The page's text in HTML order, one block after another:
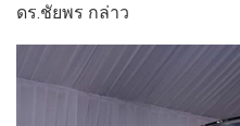
ดร.ชัยพร กล่าว